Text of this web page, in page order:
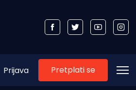
Prijava Pretplati se